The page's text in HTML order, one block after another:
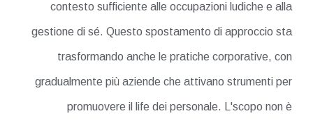
contesto sufficiente alle occupazioni ludiche e alla
gestione di sé. Questo spostamento di approccio sta
trasformando anche le pratiche corporative, con
gradualmente più aziende che attivano strumenti per
promuovere il life dei personale. L'scopo non è